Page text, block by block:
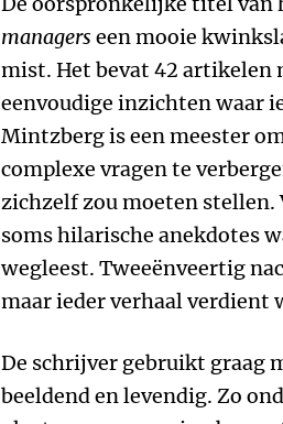
managers een mooie
mist. Het bevat 42 artikelen
eenvoudige inzichten waar
Mintzberg is een meester
complexe vragen te
zichzelf zou moeten stellen.
soms hilarische anekdotes
wegleest. Tweeënveertig
maar ieder verhaal
De schrijver gebruikt graag
beeldend en levendig. Zo